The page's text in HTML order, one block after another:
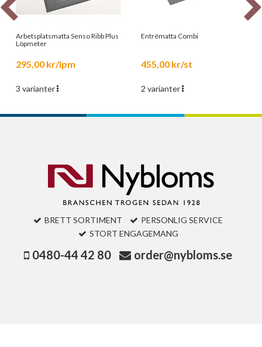
Arbetsplatsmatta Senso Ribb Plus
Löpmeter
295,00 kr/lpm
3 varianter
Entrématta Combi
455,00 kr/st
2 varianter
BRETT SORTIMENT
PERSONLIG SERVICE
STORT ENGAGEMANG
0480-44 42 80 order@nybloms.se